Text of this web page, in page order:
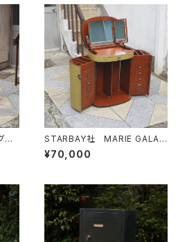
デ
STARBAY社 MARIE GALAN
T ドレッサートランク コンラン
ショップ
¥70,000